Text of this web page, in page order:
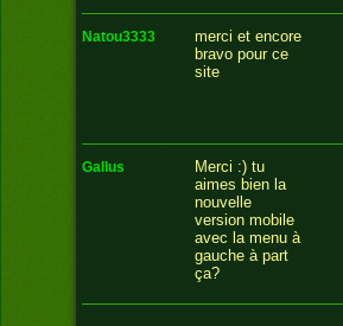
natou3333
merci et encore
bravo pour ce
site
gallus
Merci :) tu
aimes bien la
nouvelle
version mobile
avec la menu à
gauche à part
ça?